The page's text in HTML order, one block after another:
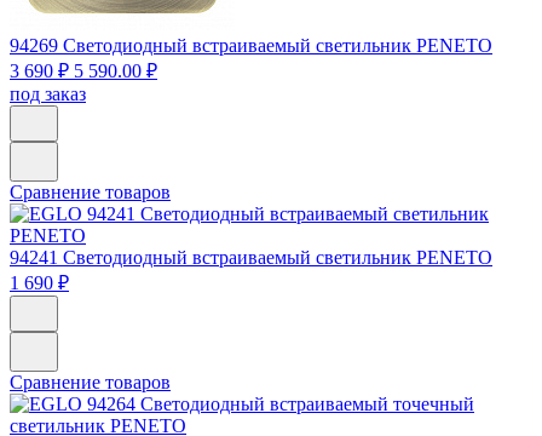
94269 Светодиодный встраиваемый светильник PENETO
3 690 ₽ 5 590.00 ₽
под заказ
Сравнение товаров
94241 Светодиодный встраиваемый светильник PENETO
1 690 ₽
Сравнение товаров